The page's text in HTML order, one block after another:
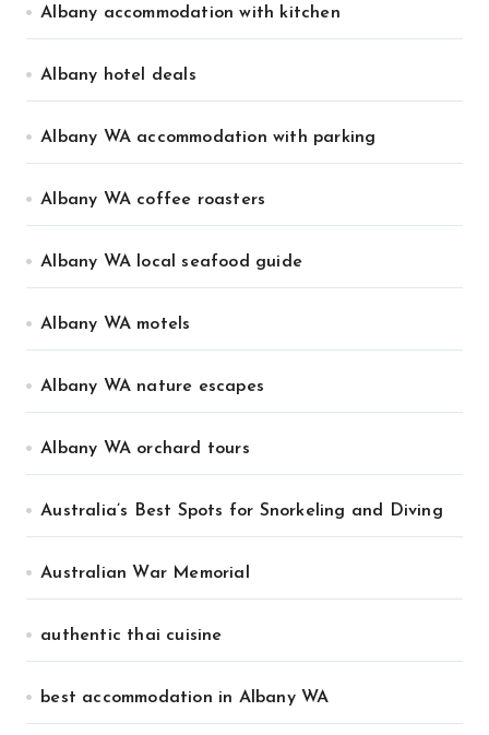
Albany accommodation with kitchen
Albany hotel deals
Albany WA accommodation with parking
Albany WA coffee roasters
Albany WA local seafood guide
Albany WA motels
Albany WA nature escapes
Albany WA orchard tours
Australia’s Best Spots for Snorkeling and Diving
Australian War Memorial
authentic thai cuisine
best accommodation in Albany WA